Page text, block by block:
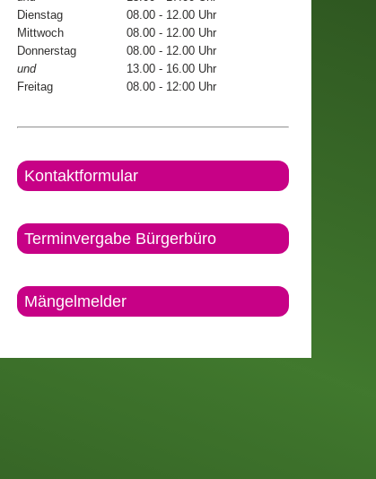
Dienstag
08.00 - 12.00 Uhr
Mittwoch
08.00 - 12.00 Uhr
Donnerstag
08.00 - 12.00 Uhr
und
13.00 - 16.00 Uhr
Freitag
08.00 - 12:00 Uhr
Kontaktformular
Terminvergabe Bürgerbüro
Mängelmelder